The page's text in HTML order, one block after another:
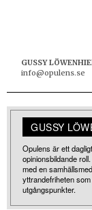
GUSSY
info@opulens.se
GUSSY
Opulens är ett
opinionsbildande
med en
yttrandefriheten
utgångspunkter.